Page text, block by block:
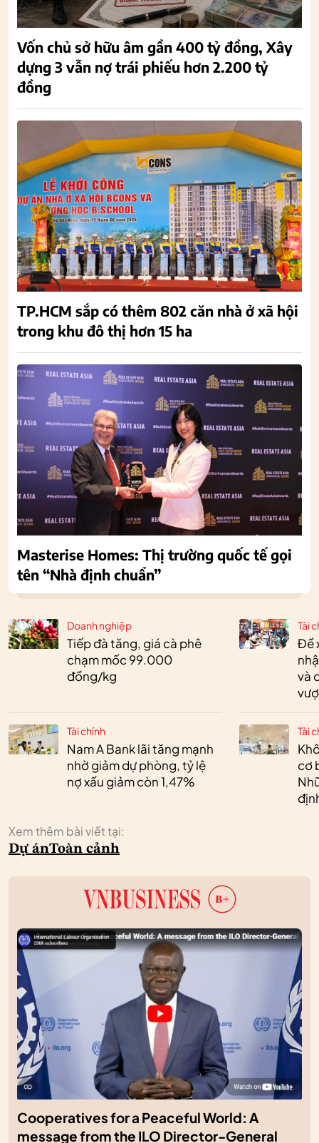
Doanh nghiệp
Tiếp đà tăng, giá cà phê
chạm mốc 99.000
đồng/kg
Tài chính
Nam A Bank lãi tăng mạnh
nhờ giảm dự phòng, tỷ lệ
nợ xấu giảm còn 1,47%
Tài
Đề
và
Tài
cơ
Xem thêm bài viết tại:
Dự ánToàn cảnh
Vốn chủ sở hữu âm gần 400 tỷ đồng, Xây
dựng 3 vẫn nợ trái phiếu hơn 2.200 tỷ
đồng
TP.HCM sắp có thêm 802 căn nhà ở xã hội
trong khu đô thị hơn 15 ha
Masterise Homes: Thị trường quốc tế gọi
tên “Nhà định chuẩn”
Cooperatives for a Peaceful World: A
message from the ILO Director-General